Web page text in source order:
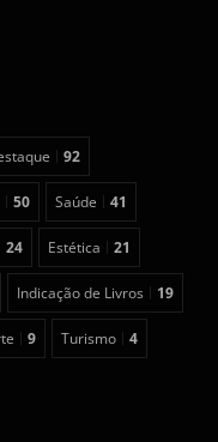
92
50 Saúde 41
24 Estética 21
Indicação de Livros 19
9 Turismo 4